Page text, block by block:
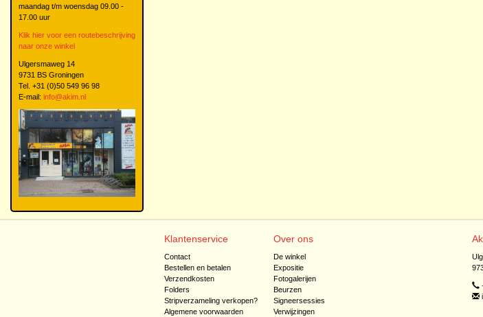
maandag t/m woensdag 09.00 -
17.00 uur
Klik hier voor een routebeschrijving
naar onze winkel
Ulgersmaweg 14
9731 BS Groningen
Tel. +31 (0)50 549 96 98
E-mail: info@akim.nl
Klantenservice
Contact
Bestellen en betalen
Verzendkosten
Folders
Stripverzameling verkopen?
Algemene voorwaarden
Over ons
De winkel
Expositie
Fotogalerijen
Beurzen
Signeersessies
Verwijzingen